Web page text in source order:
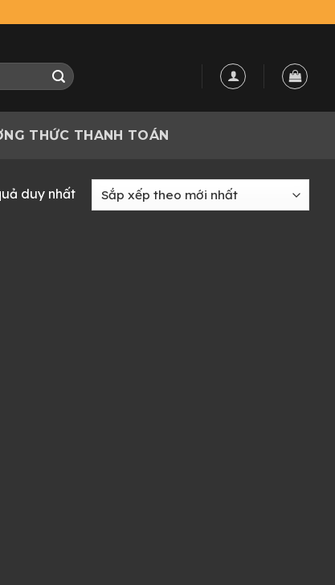
THỨC THANH TOÁN
duy nhất